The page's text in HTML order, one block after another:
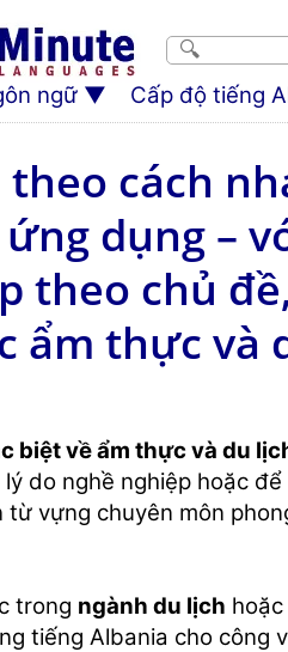
ngữ Cấp độ tiếng
cách
dụng –
theo chủ
ẩm thực và
biệt về ẩm thực và du
do nghề nghiệp hoặc
từ vựng chuyên môn
trong ngành du lịch
tiếng Albania cho công